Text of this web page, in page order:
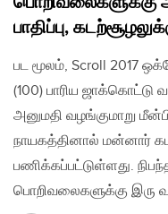
பாதிப்பு,
பட மூலம், Scroll 2017
(100) பாரிய
அனுமதி வழங்குமாறு
நாயகத்தினால் மன்னார்
பணிக்கப்பட்டுள்ளது.
பொறிவலைகளுக்கு இரு